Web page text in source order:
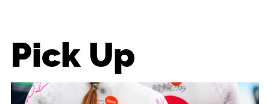
Pick Up